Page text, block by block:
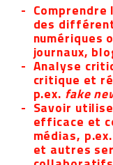
Comprendre
des
numériques
journaux,
Analyse
critique et
p.ex. fake
Savoir
efficace et
médias,
et autres